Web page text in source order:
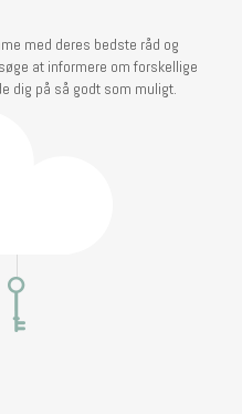
med deres bedste råd og
at informere om forskellige
dig på så godt som muligt.